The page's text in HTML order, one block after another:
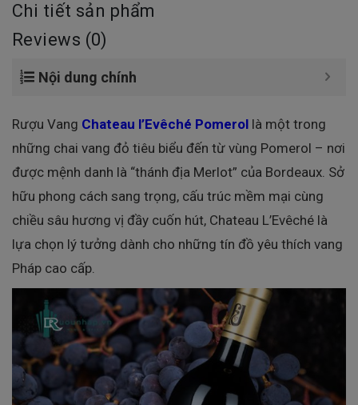
Chi tiết sản phẩm
Reviews (0)
Nội dung chính
Rượu Vang Chateau l’Evêché Pomerol là một trong
những chai vang đỏ tiêu biểu đến từ vùng Pomerol – nơi
được mệnh danh là “thánh địa Merlot” của Bordeaux. Sở
hữu phong cách sang trọng, cấu trúc mềm mại cùng
chiều sâu hương vị đầy cuốn hút, Chateau L’Evêché là
lựa chọn lý tưởng dành cho những tín đồ yêu thích vang
Pháp cao cấp.